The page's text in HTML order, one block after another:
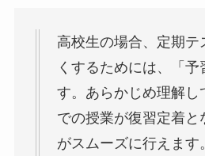
高校生の場合、定期テ
くするためには、「予
す。あらかじめ理解し
での授業が復習定着と
がスムーズに行えます。